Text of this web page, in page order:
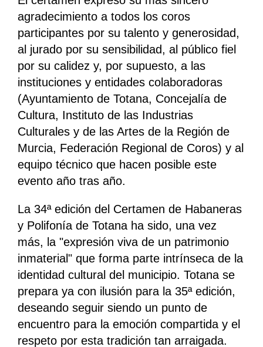
agradecimiento a todos los coros
participantes por su talento y generosidad,
al jurado por su sensibilidad, al público fiel
por su calidez y, por supuesto, a las
instituciones y entidades colaboradoras
(Ayuntamiento de Totana, Concejalía de
Cultura, Instituto de las Industrias
Culturales y de las Artes de la Región de
Murcia, Federación Regional de Coros) y al
equipo técnico que hacen posible este
evento año tras año.
La 34ª edición del Certamen de Habaneras
y Polifonía de Totana ha sido, una vez
más, la "expresión viva de un patrimonio
inmaterial" que forma parte intrínseca de la
identidad cultural del municipio. Totana se
prepara ya con ilusión para la 35ª edición,
deseando seguir siendo un punto de
encuentro para la emoción compartida y el
respeto por esta tradición tan arraigada.